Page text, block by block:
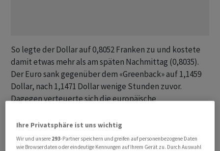
So legte der Dollar auf 0,8052 Franken zu und kostete
damit etwas mehr als am späten Nachmittag (0,8035).
Der Euro sank gegenüber dem «Greenback» auf 1,1459
Dollar, nach 1,1471 Dollar wenige Stunden zuvor.
Dagegen verteuerte sich die europäische
Am späten Nachmittag war der Euro noch zu 0,9217
Franken gehandelt worden.
Ihre Privatsphäre ist uns wichtig
Wir und unsere 293-Partner speichern und greifen auf personenbezogene Daten
wie Browserdaten oder eindeutige Kennungen auf Ihrem Gerät zu. Durch Auswahl